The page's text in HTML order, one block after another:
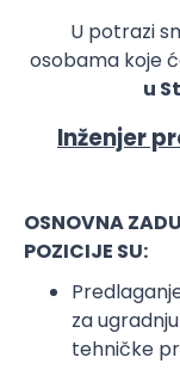
U potrazi
osobama koje
u
Inženjer
OSNOVNA
POZICIJE SU:
za
tehničke